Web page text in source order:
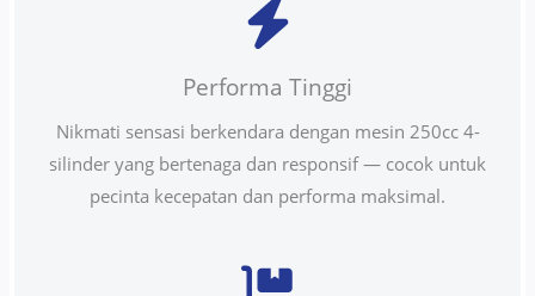
Performa Tinggi
Nikmati sensasi berkendara dengan mesin 250cc 4-
silinder yang bertenaga dan responsif — cocok untuk
pecinta kecepatan dan performa maksimal.